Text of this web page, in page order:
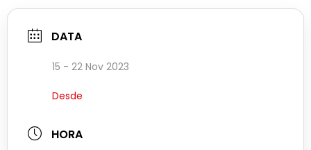
DATA
15 - 22 Nov 2023
Desde
HORA